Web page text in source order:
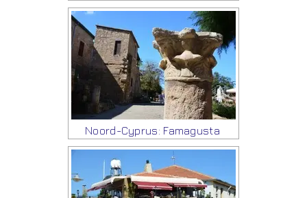
Noord-Cyprus: Famagusta